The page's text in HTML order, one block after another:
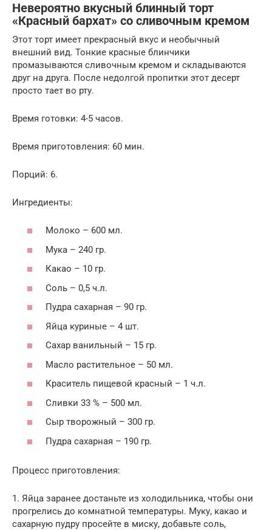
Невероятно вкусный блинный торт
«Красный бархат» со сливочным кремом
Этот торт имеет прекрасный вкус и необычный
внешний вид. Тонкие красные блинчики
промазываются сливочным кремом и складываются
друг на друга. После недолгой пропитки этот десерт
просто тает во рту.
Время готовки: 4-5 часов.
Время приготовления: 60 мин.
Порций: 6.
Ингредиенты:
Молоко – 600 мл.
Мука – 240 гр.
Какао – 10 гр.
Соль – 0,5 ч.л.
Пудра сахарная – 90 гр.
Яйца куриные – 4 шт.
Сахар ванильный – 15 гр.
Масло растительное – 50 мл.
Краситель пищевой красный – 1 ч.л.
Сливки 33 % – 500 мл.
Сыр творожный – 300 гр.
Пудра сахарная – 190 гр.
Процесс приготовления:
1. Яйца заранее достаньте из холодильника, чтобы они
прогрелись до комнатной температуры. Муку, какао и
сахарную пудру просейте в миску, добавьте соль,